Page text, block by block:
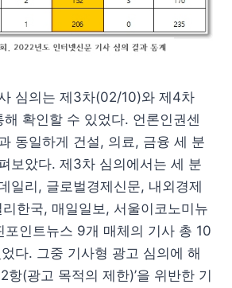
심의는 제3차(02/10)와 제4차
확인할 수 있었다. 언론인권센
동일하게 건설, 의료, 금융 세 분
보았다. 제3차 심의에서는 세 분
일리, 글로벌경제신문, 내외경제
한국, 매일일보, 서울이코노미뉴
포인트뉴스 9개 매체의 기사 총 10
다. 그중 기사형 광고 심의에 해
항(광고 목적의 제한)’을 위반한 기